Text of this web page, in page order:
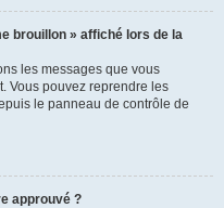
brouillon » affiché lors de la
les messages que vous
Vous pouvez reprendre les
le panneau de contrôle de
approuvé ?